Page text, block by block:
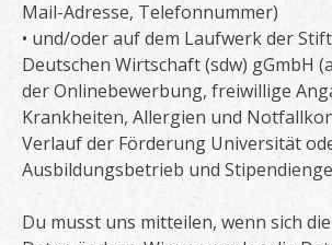
Mail-Adresse, Telefonnummer)
• und/oder auf dem Laufwerk der
Deutschen Wirtschaft (sdw) gGmbH
der Onlinebewerbung, freiwillige
Krankheiten, Allergien und
Verlauf der Förderung Universität
Ausbildungsbetrieb und
Du musst uns mitteilen, wenn sich